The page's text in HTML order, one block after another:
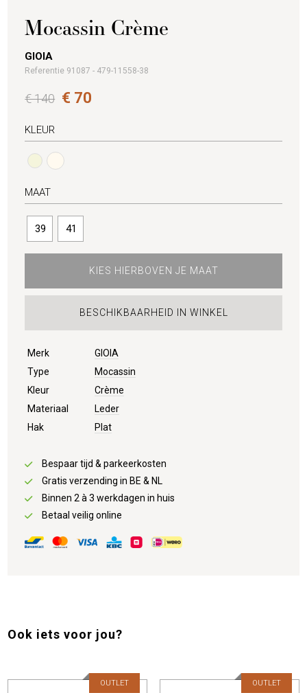
Mocassin Crème
GIOIA
Referentie 91087 - 479-11558-38
€ 140 € 70
KLEUR
MAAT
39 41
KIES HIERBOVEN JE MAAT
BESCHIKBAARHEID IN WINKEL
Merk
GIOIA
Type
Mocassin
Kleur
Crème
Materiaal
Leder
Hak
Plat
Bespaar tijd & parkeerkosten
Gratis verzending in BE & NL
Binnen 2 à 3 werkdagen in huis
Betaal veilig online
Ook iets voor jou?
OUTLET OUTLET